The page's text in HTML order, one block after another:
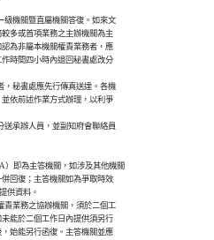
一級機關暨直屬機關答復。如來文
務較多或首項業務之主辦機關為主
如認為非屬本機關權責業務者，應
工作時間四小時內退回秘書處改分
者，秘書處應先行傳真送達。各機
，並依前述作業方式辦理，以利爭
分送承辦人員，並副知府會聯絡員
）即為主答機關，如涉及其他機關
一併回復；主答機關如為爭取時效
供資料。
權責業務之協辦機關，須於二個工
如未能於二個工作日內提供須另行
後，始能另行函復。主答機關並應